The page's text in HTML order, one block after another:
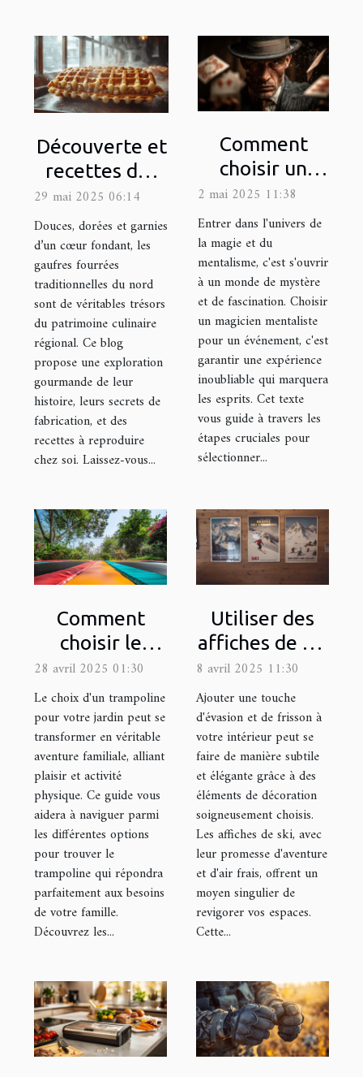
Découverte et
recettes des
gaufres
fourrées
traditionnelles
du nord
29 mai 2025 06:14
Douces, dorées et garnies
d’un cœur fondant, les
gaufres fourrées
traditionnelles du nord
sont de véritables trésors
du patrimoine culinaire
régional. Ce blog
propose une exploration
gourmande de leur
histoire, leurs secrets de
fabrication, et des
recettes à reproduire
chez soi. Laissez-vous...
Comment
choisir un
magicien
mentaliste
pour éblouir
vos
événements
2 mai 2025 11:38
Entrer dans l'univers de
la magie et du
mentalisme, c'est s'ouvrir
à un monde de mystère
et de fascination. Choisir
un magicien mentaliste
pour un événement, c'est
garantir une expérience
inoubliable qui marquera
les esprits. Cet texte
vous guide à travers les
étapes cruciales pour
sélectionner...
Comment
choisir le
trampoline
idéal pour
votre jardin
28 avril 2025 01:30
Le choix d'un trampoline
pour votre jardin peut se
transformer en véritable
aventure familiale, alliant
plaisir et activité
physique. Ce guide vous
aidera à naviguer parmi
les différentes options
pour trouver le
trampoline qui répondra
parfaitement aux besoins
de votre famille.
Découvrez les...
Utiliser des
affiches de ski
pour ajouter
une touche
d'aventure à
votre déco
8 avril 2025 11:30
Ajouter une touche
d'évasion et de frisson à
votre intérieur peut se
faire de manière subtile
et élégante grâce à des
éléments de décoration
soigneusement choisis.
Les affiches de ski, avec
leur promesse d'aventure
et d'air frais, offrent un
moyen singulier de
revigorer vos espaces.
Cette...